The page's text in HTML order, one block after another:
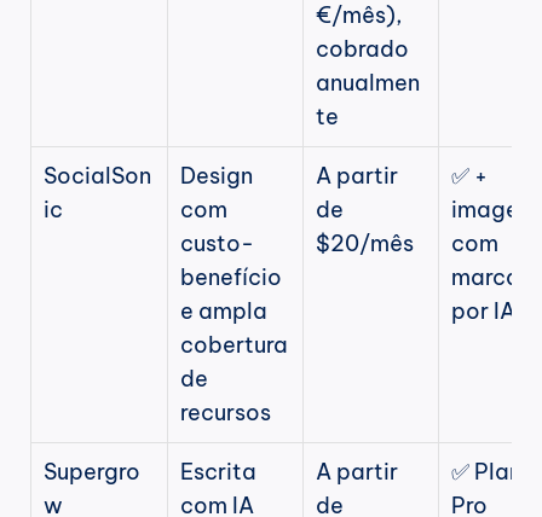
€/mês),
cobrado
anualmen
te
SocialSon
ic
Design
com
custo-
benefício
e ampla
cobertura
de
recursos
A partir
de
$20/mês
✅ +
imagens
com
marca
por IA
Supergro
w
Escrita
com IA
A partir
de
✅ Plano
Pro